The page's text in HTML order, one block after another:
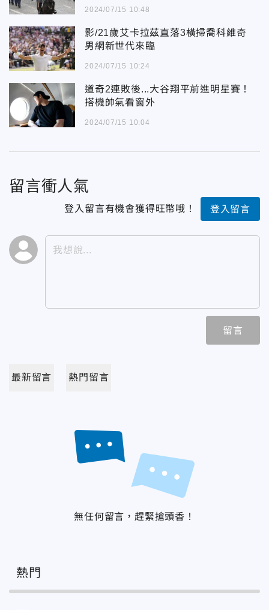
2024/07/15 10:48
影/21歲艾卡拉茲直落3橫掃喬科維奇
男網新世代來臨
2024/07/15 10:24
道奇2連敗後...大谷翔平前進明星賽！
搭機帥氣看窗外
2024/07/15 10:04
留言衝人氣
登入留言有機會獲得旺幣哦！ 登入留言
留言
最新留言 熱門留言
無任何留言，趕緊搶頭香！
熱門